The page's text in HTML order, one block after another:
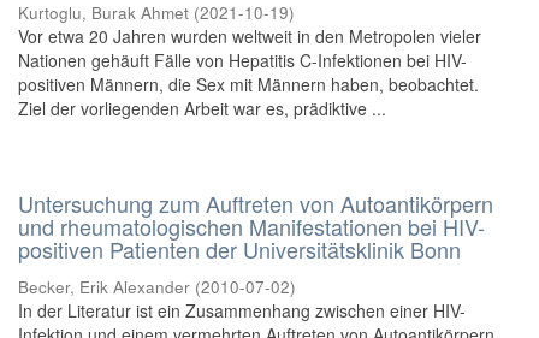
Kurtoglu, Burak Ahmet (2021-10-19)
Vor etwa 20 Jahren wurden weltweit in den Metropolen vieler
Nationen gehäuft Fälle von Hepatitis C-Infektionen bei HIV-
positiven Männern, die Sex mit Männern haben, beobachtet.
Ziel der vorliegenden Arbeit war es, prädiktive ...
Untersuchung zum Auftreten von Autoantikörpern
und rheumatologischen Manifestationen bei HIV-
positiven Patienten der Universitätsklinik Bonn
Becker, Erik Alexander (2010-07-02)
In der Literatur ist ein Zusammenhang zwischen einer HIV-